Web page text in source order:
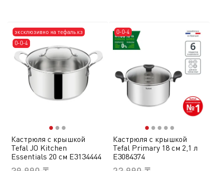
эксклюзивно на тефаль.кз
0-0-4
●● ●
Кастрюля с крышкой
Tefal JO Kitchen
Essentials 20 см E3134444
0-0-4
●● ● ● ●
Кастрюля с крышкой
Tefal Primary 18 см 2,1 л
E3084374